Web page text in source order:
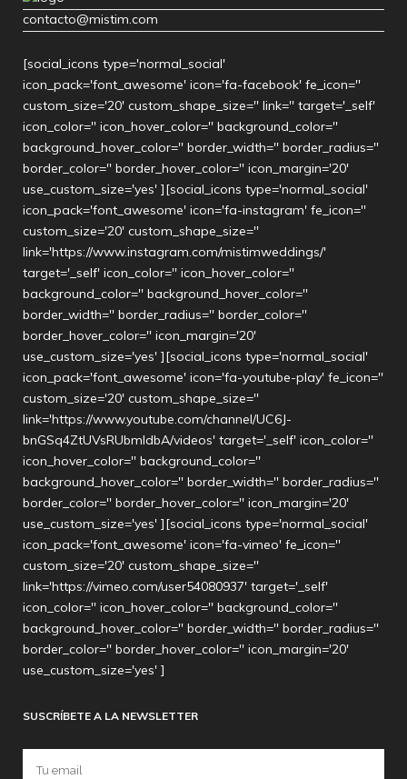
contacto@mistim.com
[social_icons type='normal_social'
icon_pack='font_awesome' icon='fa-facebook' fe_icon=''
custom_size='20' custom_shape_size='' link='' target='_self'
icon_color='' icon_hover_color='' background_color=''
background_hover_color='' border_width='' border_radius=''
border_color='' border_hover_color='' icon_margin='20'
use_custom_size='yes' ][social_icons type='normal_social'
icon_pack='font_awesome' icon='fa-instagram' fe_icon=''
custom_size='20' custom_shape_size=''
link='https://www.instagram.com/mistimweddings/'
target='_self' icon_color='' icon_hover_color=''
background_color='' background_hover_color=''
border_width='' border_radius='' border_color=''
border_hover_color='' icon_margin='20'
use_custom_size='yes' ][social_icons type='normal_social'
icon_pack='font_awesome' icon='fa-youtube-play' fe_icon=''
custom_size='20' custom_shape_size=''
link='https://www.youtube.com/channel/UC6J-
bnGSq4ZtUVsRUbmldbA/videos' target='_self' icon_color=''
icon_hover_color='' background_color=''
background_hover_color='' border_width='' border_radius=''
border_color='' border_hover_color='' icon_margin='20'
use_custom_size='yes' ][social_icons type='normal_social'
icon_pack='font_awesome' icon='fa-vimeo' fe_icon=''
custom_size='20' custom_shape_size=''
link='https://vimeo.com/user54080937' target='_self'
icon_color='' icon_hover_color='' background_color=''
background_hover_color='' border_width='' border_radius=''
border_color='' border_hover_color='' icon_margin='20'
use_custom_size='yes' ]
SUSCRÍBETE A LA NEWSLETTER